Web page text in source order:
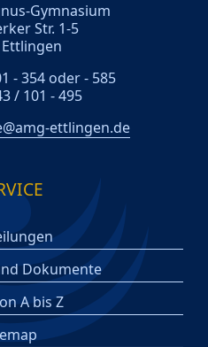
Gymnasium
Str. 1-5
- 354 oder - 585
/ 101 - 495
ettlingen.de
Dokumente
A bis Z